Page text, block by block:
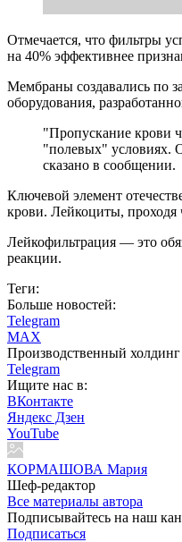
Отмечается, что фильтры
на 40% эффективнее
Мембраны создавались по
оборудования,
"Пропускание крови
"полевых" условиях.
сказано в сообщении.
Ключевой элемент
крови. Лейкоциты, проходя
Лейкофильтрация — это
реакции.
Теги:
Больше новостей:
Telegram
MAX
Производственный
Telegram
Ищите нас в:
ВКонтакте
Яндекс Дзен
YouTube
КОРМАШОВА Мария
Шеф-редактор
Все материалы автора
Подписывайтесь на наш
Подписаться